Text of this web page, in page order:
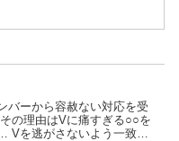
バーから容赦ない対応を受
の理由はVに痛すぎる○○を
Vを逃がさないよう一致団